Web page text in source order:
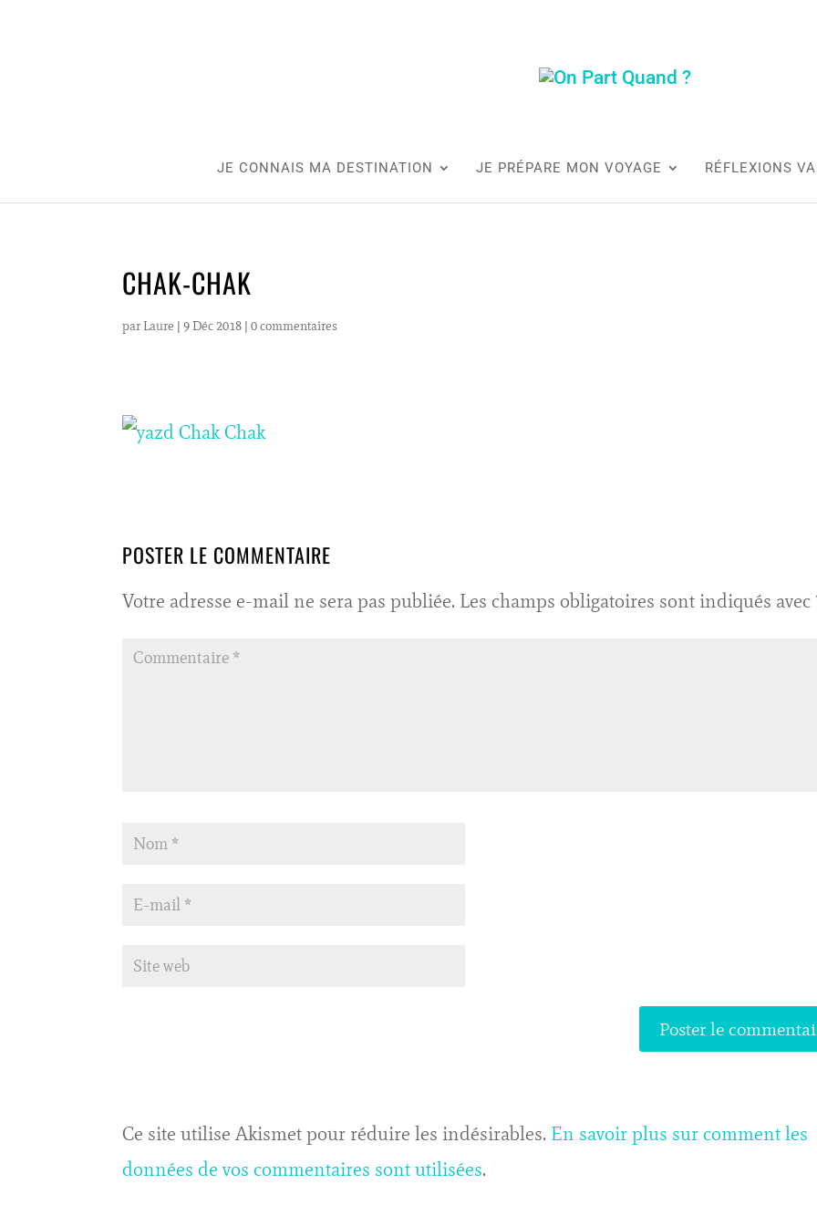
JE CONNAIS MA DESTINATION JE PRÉPARE MON VOYAGE RÉFLEXIONS
CHAK-CHAK
par Laure |9 Déc 2018 |0 commentaires
POSTER LE COMMENTAIRE
Votre adresse e-mail ne sera pas publiée. Les champs obligatoires sont indiqués avec
Ce site utilise Akismet pour réduire les indésirables. En savoir plus sur comment les
données de vos commentaires sont utilisées.